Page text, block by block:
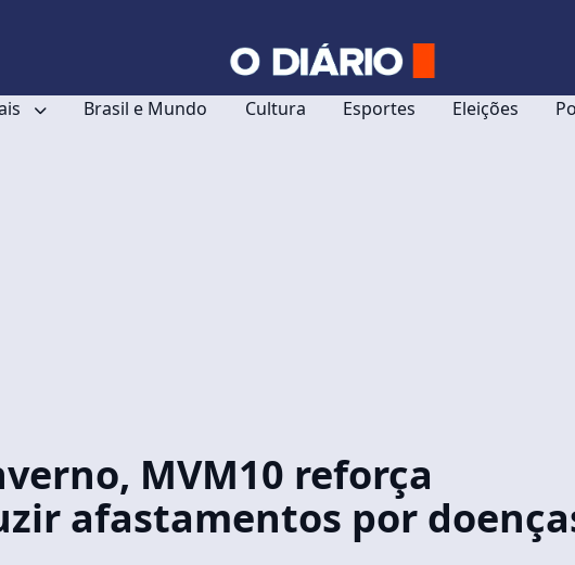
Brasil e Mundo Cultura Esportes Eleições
MVM10 reforça
afastamentos por